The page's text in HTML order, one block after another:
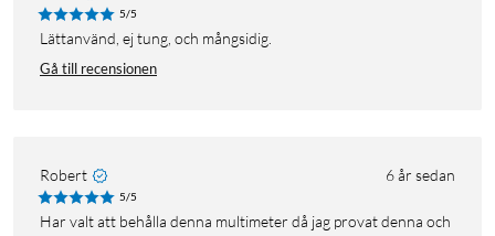
5/5
Lättanvänd, ej tung, och mångsidig.
Gå till recensionen
Robert 6 år sedan
5/5
Har valt att behålla denna multimeter då jag provat denna och